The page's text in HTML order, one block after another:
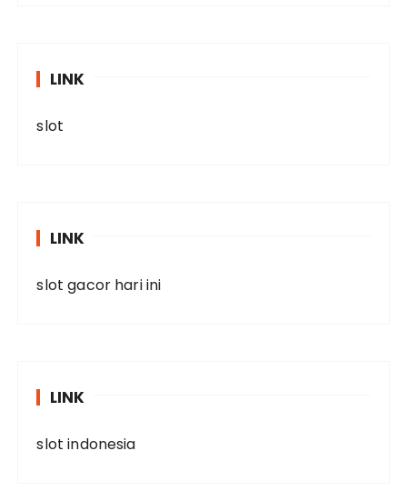
LINK
slot
LINK
slot gacor hari ini
LINK
slot indonesia